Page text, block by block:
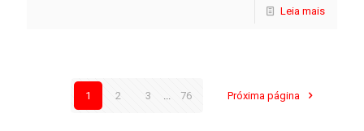
Leia mais
1 2 3 ... 76 Próxima página